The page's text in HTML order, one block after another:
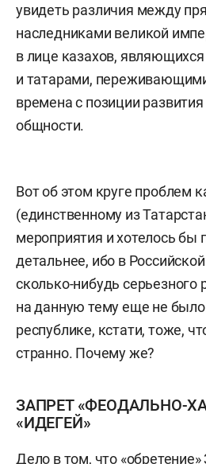
увидеть различия между
наследниками великой
в лице казахов,
и татарами,
времена с позиции
общности.
Вот об этом круге проблем
(единственному из
мероприятия и хотелось бы
детальнее, ибо в
сколько-нибудь серьезного
на данную тему еще не
республике, кстати, тоже,
странно. Почему же?
ЗАПРЕТ «ФЕОДАЛЬНО-
«ИДЕГЕЙ»
Дело в том, что